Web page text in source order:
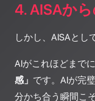
4. AISAか
しかし、AISAとし
AIがこれほどまで
感」 です。AIが完
分かち合う瞬間こ